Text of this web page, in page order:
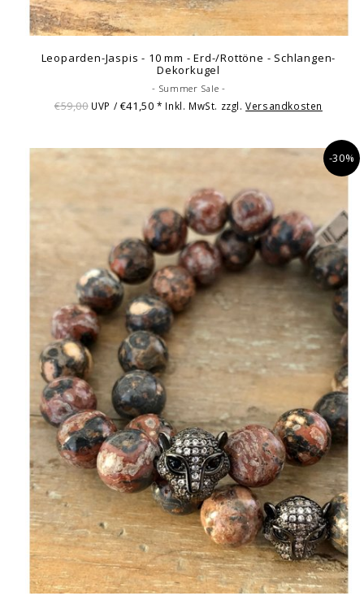
Leoparden-Jaspis - 10 mm - Erd-/Rottöne - Schlangen-
Dekorkugel
- Summer Sale -
€59,00 UVP / €41,50* Inkl. MwSt. zzgl.Versandkosten
-30%